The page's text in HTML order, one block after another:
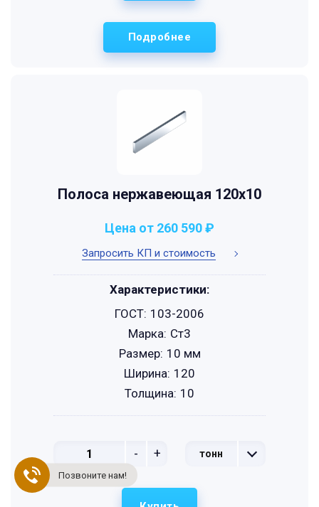
Подробнее
Полоса нержавеющая 120х10
Запросить КП и стоимость
Цена от 260 590 ₽
- + тонн
Характеристики:
ГОСТ: 103-2006
Марка: Ст3
Размер: 10 мм
Ширина: 120
Толщина: 10
Позвоните нам!